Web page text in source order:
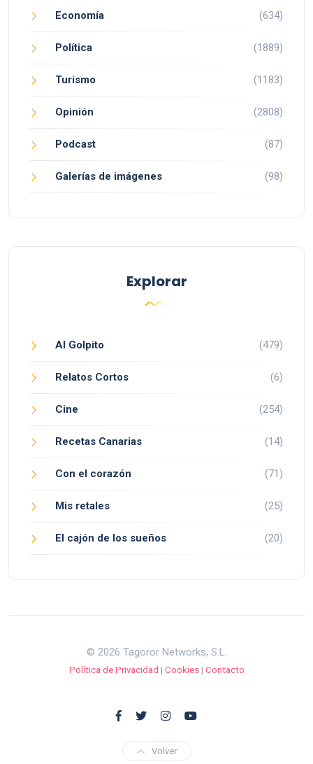
Economía (634)
Política (1889)
Turismo (1183)
Opinión (2808)
Podcast (87)
Galerías de imágenes (98)
Explorar
Al Golpito (479)
Relatos Cortos (6)
Cine (254)
Recetas Canarias (14)
Con el corazón (71)
Mis retales (25)
El cajón de los sueños (20)
© 2026 Tagoror Networks, S.L.
Política de Privacidad | Cookies| Contacto
Volver